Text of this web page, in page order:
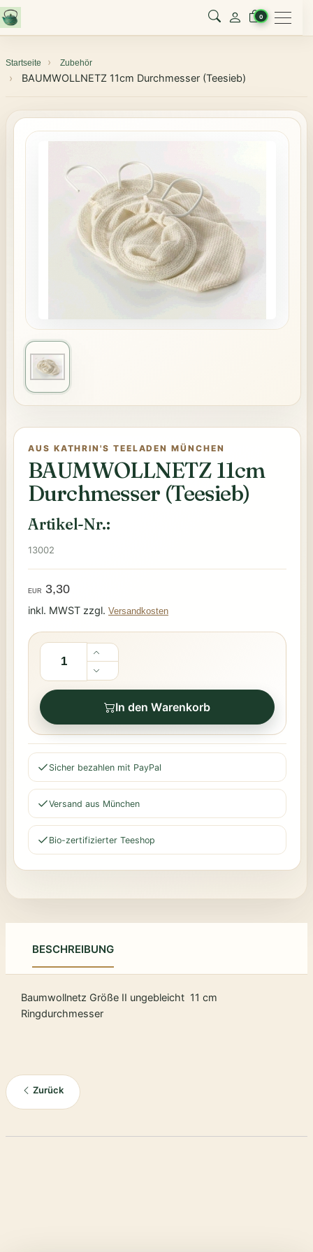
0 Menu
Startseite Zubehör
BAUMWOLLNETZ 11cm Durchmesser (Teesieb)
AUS KATHRIN'S TEELADEN MÜNCHEN
BAUMWOLLNETZ 11cm
Durchmesser (Teesieb)
Artikel-Nr.:
13002
EUR 3,30
inkl. MWST zzgl. Versandkosten
In den Warenkorb
Sicher bezahlen mit PayPal
Versand aus München
Bio-zertifizierter Teeshop
BESCHREIBUNG
Baumwollnetz Größe II ungebleicht 11 cm
Ringdurchmesser
Zurück